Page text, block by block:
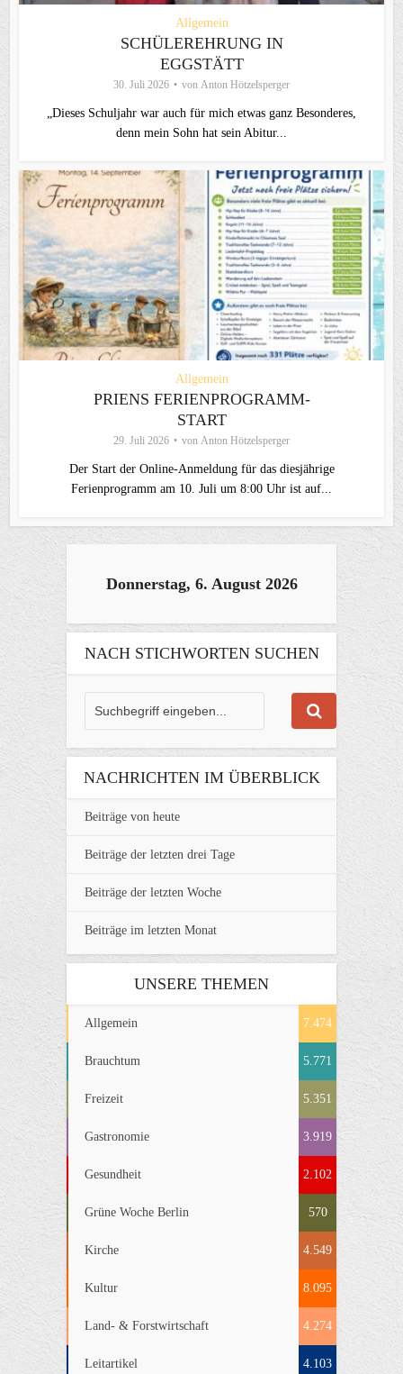
Allgemein
SCHÜLEREHRUNG IN
EGGSTÄTT
30. Juli 2026 von Anton Hötzelsperger
„Dieses Schuljahr war auch für mich etwas ganz Besonderes,
denn mein Sohn hat sein Abitur...
Allgemein
PRIENS FERIENPROGRAMM-
START
29. Juli 2026 von Anton Hötzelsperger
Der Start der Online-Anmeldung für das diesjährige
Ferienprogramm am 10. Juli um 8:00 Uhr ist auf...
Donnerstag, 6. August 2026
NACH STICHWORTEN SUCHEN
NACHRICHTEN IM ÜBERBLICK
Beiträge von heute
Beiträge der letzten drei Tage
Beiträge der letzten Woche
Beiträge im letzten Monat
UNSERE THEMEN
Allgemein 7.474
Brauchtum 5.771
Freizeit 5.351
Gastronomie 3.919
Gesundheit 2.102
Grüne Woche Berlin 570
Kirche 4.549
Kultur 8.095
Land- & Forstwirtschaft 4.274
Leitartikel 4.103